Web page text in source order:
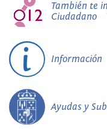
También te
Ciudadano
Información
Ayudas y